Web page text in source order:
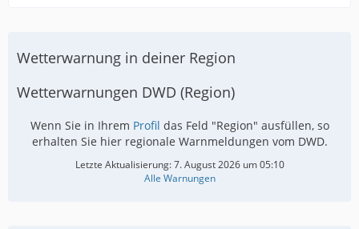
Wetterwarnung in deiner Region
Wetterwarnungen DWD (Region)
Wenn Sie in Ihrem Profil das Feld "Region" ausfüllen, so
erhalten Sie hier regionale Warnmeldungen vom DWD.
Letzte Aktualisierung:7. August 2026 um 05:10
Alle Warnungen